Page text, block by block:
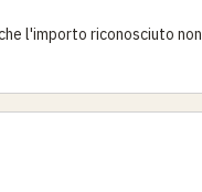
l'importo riconosciuto non